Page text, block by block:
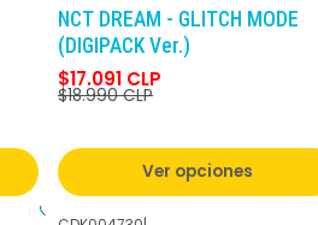
NCT DREAM - GLITCH MODE
(DIGIPACK Ver.)
$17.091 CLP
$18.990 CLP
Ver opciones